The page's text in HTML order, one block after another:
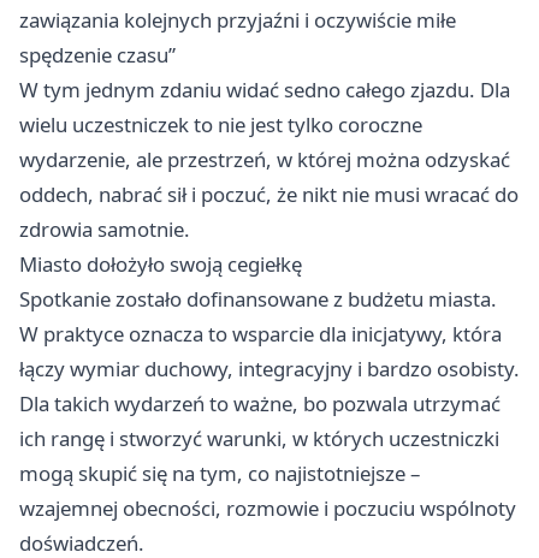
zawiązania kolejnych przyjaźni i oczywiście miłe
spędzenie czasu”
W tym jednym zdaniu widać sedno całego zjazdu. Dla
wielu uczestniczek to nie jest tylko coroczne
wydarzenie, ale przestrzeń, w której można odzyskać
oddech, nabrać sił i poczuć, że nikt nie musi wracać do
zdrowia samotnie.
Miasto dołożyło swoją cegiełkę
Spotkanie zostało dofinansowane z budżetu miasta.
W praktyce oznacza to wsparcie dla inicjatywy, która
łączy wymiar duchowy, integracyjny i bardzo osobisty.
Dla takich wydarzeń to ważne, bo pozwala utrzymać
ich rangę i stworzyć warunki, w których uczestniczki
mogą skupić się na tym, co najistotniejsze –
wzajemnej obecności, rozmowie i poczuciu wspólnoty
doświadczeń.